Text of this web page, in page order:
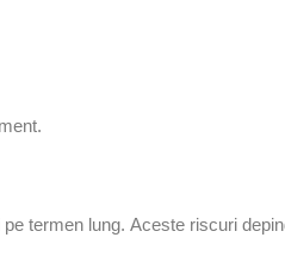
termen lung. Aceste riscuri